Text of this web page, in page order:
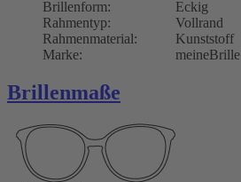
Brillenform:
Eckig
Rahmentyp:
Vollrand
Rahmenmaterial:
Kunststoff
Marke:
meineBrille
Brillenmaße